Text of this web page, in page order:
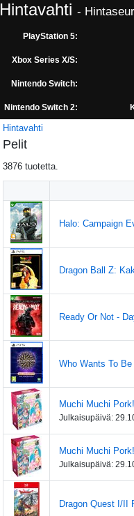
Hintavahti -
PlayStation 5:
Xbox Series X/S:
Nintendo Switch:
Nintendo Switch 2:
Hintavahti
Pelit
3876 tuotetta.
Halo: Campaign
Dragon Ball Z:
Ready Or Not -
Who Wants To
Muchi Muchi
Julkaisupäivä:
Muchi Muchi
Julkaisupäivä:
Dragon Quest I/II